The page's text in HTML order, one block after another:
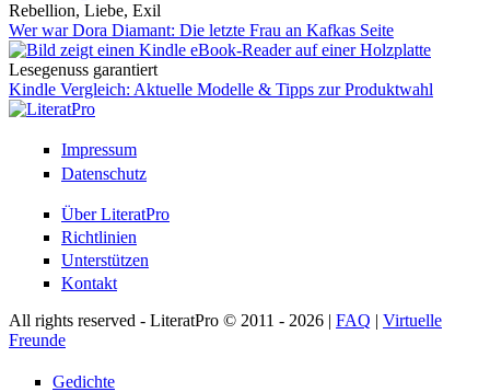
Rebellion, Liebe, Exil
Wer war Dora Diamant: Die letzte Frau an Kafkas Seite
Lesegenuss garantiert
Kindle Vergleich: Aktuelle Modelle & Tipps zur Produktwahl
Impressum
Datenschutz
Über LiteratPro
Richtlinien
Unterstützen
Kontakt
All rights reserved - LiteratPro © 2011 - 2026 | FAQ | Virtuelle
Freunde
Gedichte